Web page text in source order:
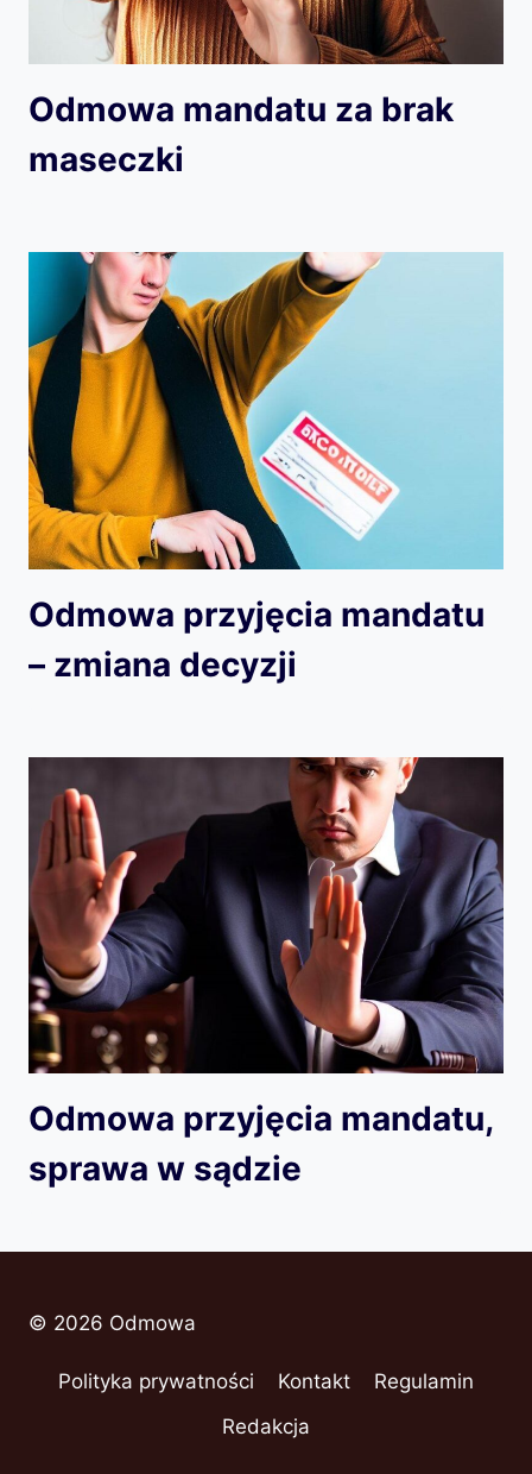
Odmowa mandatu za brak
maseczki
Odmowa przyjęcia mandatu
– zmiana decyzji
Odmowa przyjęcia mandatu,
sprawa w sądzie
© 2026 Odmowa
Polityka prywatności Kontakt
Regulamin
Redakcja